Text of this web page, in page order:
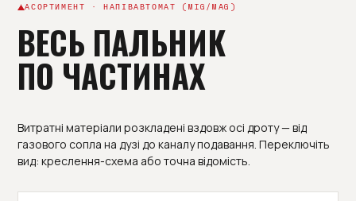
АСОРТИМЕНТ · НАПІВАВТОМАТ (MIG/MAG)
ВЕСЬ ПАЛЬНИК
ПО ЧАСТИНАХ
Витратні матеріали розкладені вздовж осі дроту — від
газового сопла на дузі до каналу подавання. Переключіть
вид: креслення-схема або точна відомість.